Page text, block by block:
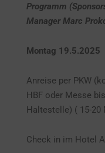
Programm
Manager Marc
Montag 19.5.2025
Anreise per PKW
HBF oder Messe
Haltestelle) ( 15-20
Check in im Hotel